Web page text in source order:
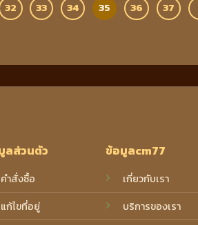
32 33 34 35 36 37
ลส่วนตัว
คำสั่งซื้อ
แก้ไขที่อยู่
ข้อมูลcm77
เกี่ยวกับเรา
บริการของเรา